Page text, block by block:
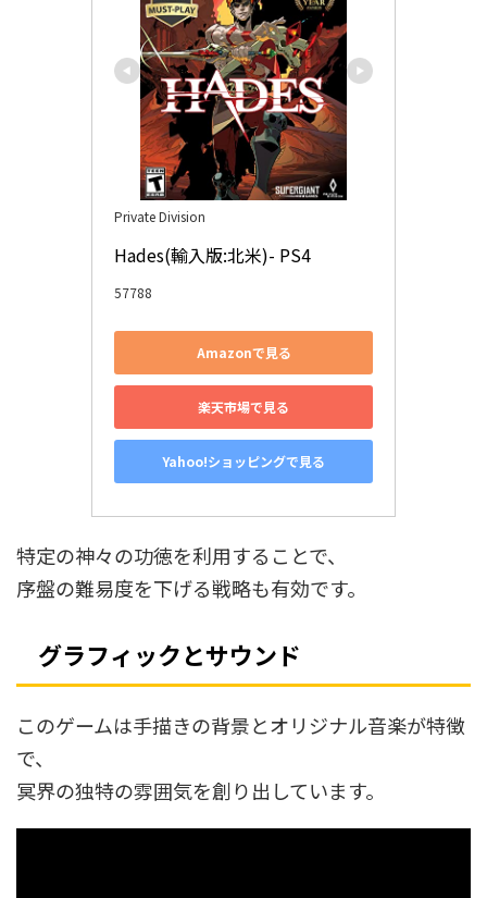
Private Division
Hades(輸入版:北米)- PS4
57788
Amazonで見る
楽天市場で見る
Yahoo!ショッピングで見る
特定の神々の功徳を利用することで、
序盤の難易度を下げる戦略も有効です。
グラフィックとサウンド
このゲームは手描きの背景とオリジナル音楽が特徴
で、
冥界の独特の雰囲気を創り出しています。